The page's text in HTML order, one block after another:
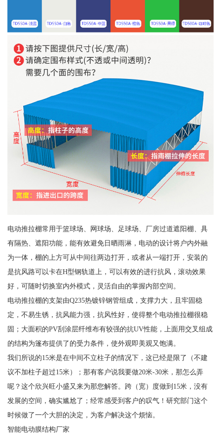
电动推拉棚常用于篮球场、网球场、足球场、厂房过道遮阳棚、具
有隔热、遮阳功能，能有效避免日晒雨淋，电动的设计将户内外融
为一体，棚的上方可从中间往两边打开，或者从一端打开，安装的
是抗风路可以卡在H型钢轨道上，可以有效的进行抗风，滚动效果
好，可随时切换室内外模式，灵活自由的掌握内部空间。
电动推拉棚的支架由Q235热镀锌钢管组成，支撑力大，且牢固稳
定，不易生锈，抗风能力强，抗风性好，使得整个电动推拉棚很稳
固；大面积的PV刮涂层纤维布有较强的抗UV性能，上面用交叉组成
的结构为篷布提供了的受力条件，使外观即美观又饱满。
我们所说的15米是在中间不立柱子的情况下，这已经是限了（不建
议不加柱子超过15米）；那有客户说我要做20米-30米，那怎么弄
呢？这个欣兴旺小盛又来为那您解答。跨（宽）度做到15米，没有
发展的空间，确实尴尬了；经常感受到客户的叹气！研究部门这个
时候做了一个大胆的决定，为客户解决这个烦恼。
智能电动膜结构厂家